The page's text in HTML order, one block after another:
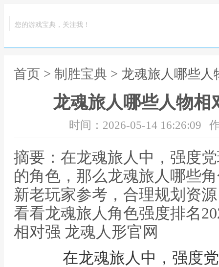
您的游戏宝典，关注我！
首页 > 制胜宝典 > 龙魂旅人哪些
龙魂旅人哪些人物相
时间：2026-05-14 16:26:09
摘要：在龙魂旅人中，强度
的角色，那么龙魂旅人哪些
新老玩家参考，合理规划资
看看龙魂旅人角色强度排名
相对强 龙魂人形官网
在龙魂旅人中，强度党